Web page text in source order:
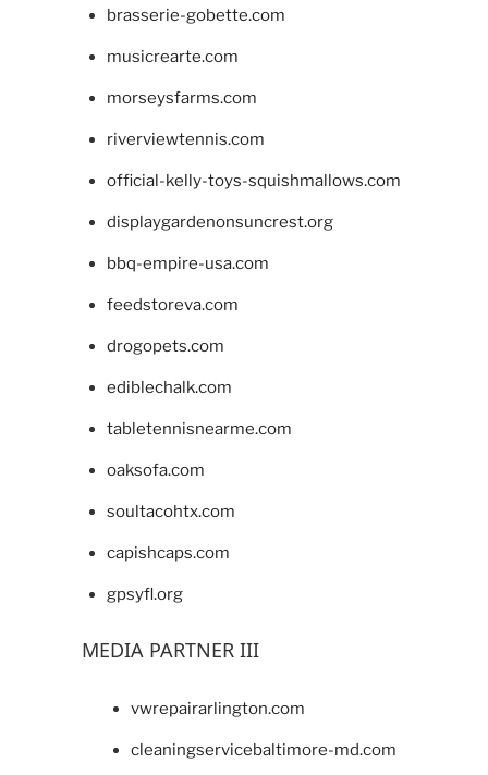
brasserie-gobette.com
musicrearte.com
morseysfarms.com
riverviewtennis.com
official-kelly-toys-squishmallows.com
displaygardenonsuncrest.org
bbq-empire-usa.com
feedstoreva.com
drogopets.com
ediblechalk.com
tabletennisnearme.com
oaksofa.com
soultacohtx.com
capishcaps.com
gpsyfl.org
MEDIA PARTNER III
vwrepairarlington.com
cleaningservicebaltimore-md.com